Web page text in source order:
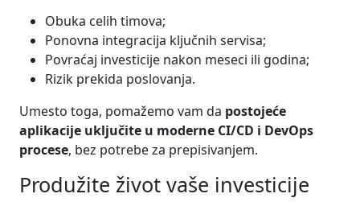
Obuka celih timova;
Ponovna integracija ključnih servisa;
Povraćaj investicije nakon meseci ili godina;
Rizik prekida poslovanja.
Umesto toga, pomažemo vam da postojeće
aplikacije uključite u moderne CI/CD i DevOps
procese, bez potrebe za prepisivanjem.
Produžite život vaše investicije